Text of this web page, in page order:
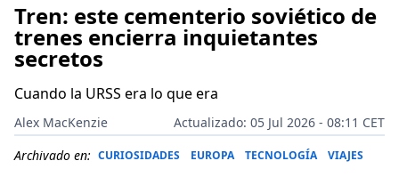
Tren: este cementerio soviético de
trenes encierra inquietantes
secretos
Cuando la URSS era lo que era
Alex MacKenzie
Actualizado: 05 Jul 2026 - 08:11 CET
Archivado en: CURIOSIDADES EUROPA TECNOLOGÍA VIAJES